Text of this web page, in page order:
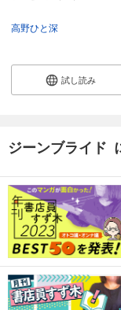
高野ひと深
試し読み
ジーンブライド